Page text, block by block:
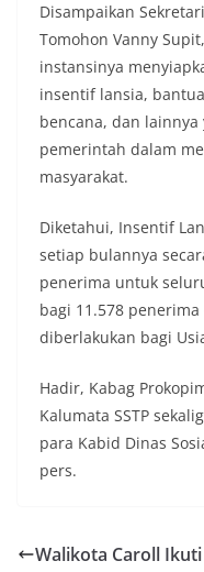
Disampaikan
Tomohon Vanny
instansinya
insentif lansia,
bencana, dan
pemerintah dalam
masyarakat.
Diketahui, Insentif
setiap bulannya
penerima untuk
bagi 11.578
diberlakukan bagi
Hadir, Kabag
Kalumata SSTP
para Kabid Dinas
pers.
Walikota Caroll